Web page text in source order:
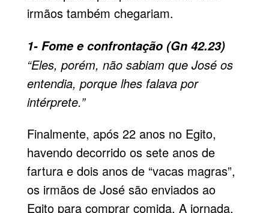
irmãos também chegariam.
1- Fome e confrontação (Gn 42.23)
“Eles, porém, não sabiam que José os
entendia, porque lhes falava por
intérprete.”
Finalmente, após 22 anos no Egito,
havendo decorrido os sete anos de
fartura e dois anos de “va­cas magras”,
os irmãos de José são enviados ao
Egito para comprar comida. A jornada,